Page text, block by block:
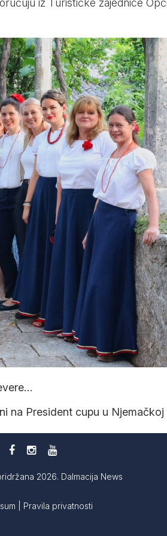
iz Turističke zajednice
na President cupu u Njemačkoj
2026. Dalmacija News
Pravila privatnosti